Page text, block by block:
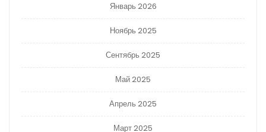
Январь 2026
Ноябрь 2025
Сентябрь 2025
Май 2025
Апрель 2025
Март 2025